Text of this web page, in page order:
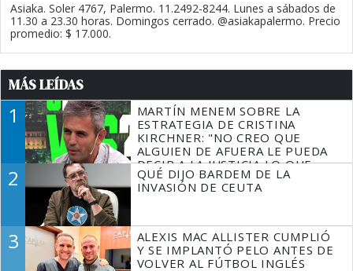
Asiaka. Soler 4767, Palermo. 11.2492-8244. Lunes a sábados de
11.30 a 23.30 horas. Domingos cerrado. @asiakapalermo. Precio
promedio: $ 17.000.
MÁS LEÍDAS
1
MARTÍN MENEM SOBRE LA
ESTRATEGIA DE CRISTINA
KIRCHNER: "NO CREO QUE
ALGUIEN DE AFUERA LE PUEDA
DECIR A LA JUSTICIA LO QUE
TIENE QUE HACER"
2
QUÉ DIJO BARDEM DE LA
INVASIÓN DE CEUTA
3
ALEXIS MAC ALLISTER CUMPLIÓ
Y SE IMPLANTÓ PELO ANTES DE
VOLVER AL FÚTBOL INGLÉS